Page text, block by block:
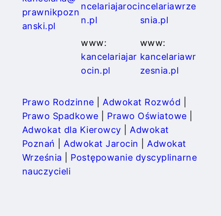
prawnikpozn
anski.pl
ncelariajaroci
n.pl
www:
kancelariajar
ocin.pl
ncelariawrze
snia.pl
www:
kancelariawr
zesnia.pl
Prawo Rodzinne |Adwokat Rozwód
Prawo Spadkowe
Prawo Oświatowe
Adwokat dla Kierowcy |Adwokat
Poznań |Adwokat Jarocin |Adwokat
Września
Postępowanie dyscyplinarne
nauczycieli